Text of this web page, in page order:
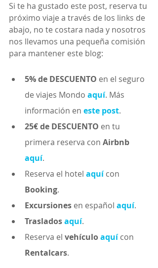
Si te ha gustado este post, reserva tu
próximo viaje a través de los links de
abajo, no te costara nada y nosotros
nos llevamos una pequeña comisión
para mantener este blog:
5% de DESCUENTO en el seguro
de viajes Mondo aquí. Más
información en este post.
25€ de DESCUENTO en tu
primera reserva con Airbnb
aquí.
Reserva el hotel aquí con
Booking.
Excursiones en español aquí.
Trasladosaquí.
Reserva el vehículoaquí con
Rentalcars.